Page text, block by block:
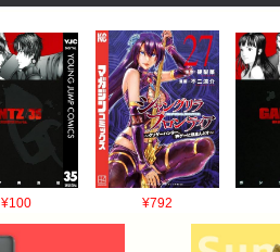
¥100 ¥792